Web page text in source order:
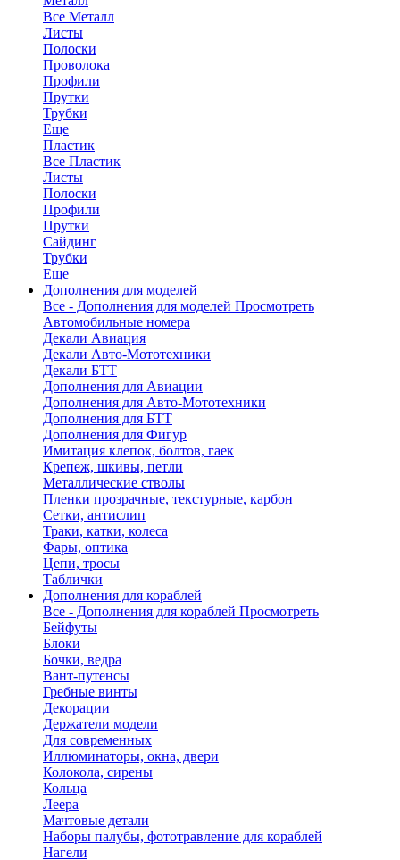
Все Металл
Листы
Полоски
Проволока
Профили
Прутки
Трубки
Еще
Пластик
Все Пластик
Листы
Полоски
Профили
Прутки
Сайдинг
Трубки
Еще
Дополнения для моделей
Все - Дополнения для моделей Просмотреть
Автомобильные номера
Декали Авиация
Декали Авто-Мототехники
Декали БТТ
Дополнения для Авиации
Дополнения для Авто-Мототехники
Дополнения для БТТ
Дополнения для Фигур
Имитация клепок, болтов, гаек
Крепеж, шкивы, петли
Металлические стволы
Пленки прозрачные, текстурные, карбон
Сетки, антислип
Траки, катки, колеса
Фары, оптика
Цепи, тросы
Таблички
Дополнения для кораблей
Все - Дополнения для кораблей Просмотреть
Бейфуты
Блоки
Бочки, ведра
Вант-путенсы
Гребные винты
Декорации
Держатели модели
Для современных
Иллюминаторы, окна, двери
Колокола, сирены
Кольца
Леера
Мачтовые детали
Наборы палубы, фототравление для кораблей
Нагели